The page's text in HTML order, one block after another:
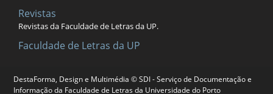
DestaForma, Design e Multimédia © SDI - Serviço de Documentação e
Informação da Faculdade de Letras da Universidade do Porto
Revistas
Revistas da Faculdade de Letras da UP.
Faculdade de Letras da UP
Universidade do Porto